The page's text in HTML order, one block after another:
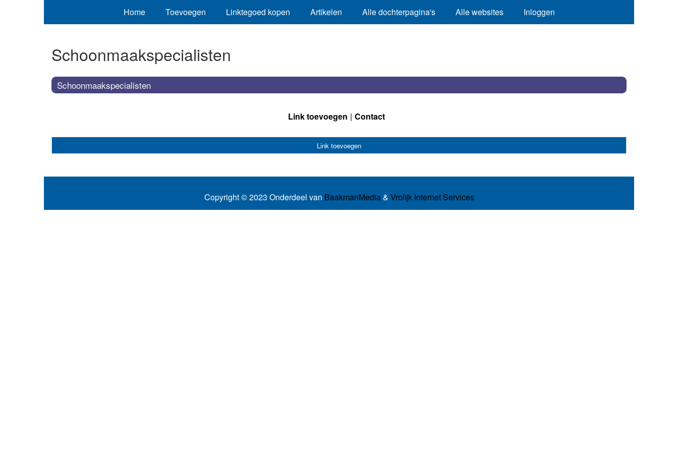
Home Toevoegen Linktegoed kopen Artikelen Alle dochterpagina's Alle websites Inloggen
Schoonmaakspecialisten
Schoonmaakspecialisten
Link toevoegen Contact
Link toevoegen
Copyright © 2023 Onderdeel van BaakmanMedia& Vrolijk Internet Services